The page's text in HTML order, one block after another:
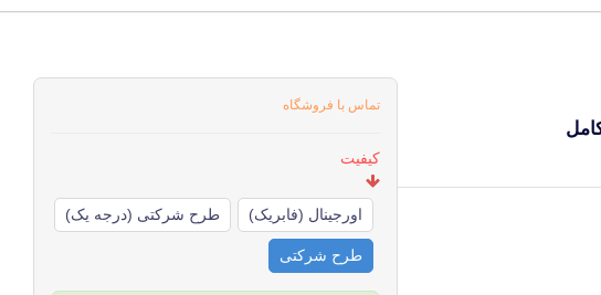
تماس با فروشگاه
کیفیت
اورجینال (فابریک) طرح شرکتی (درجه یک)
طرح شرکتی